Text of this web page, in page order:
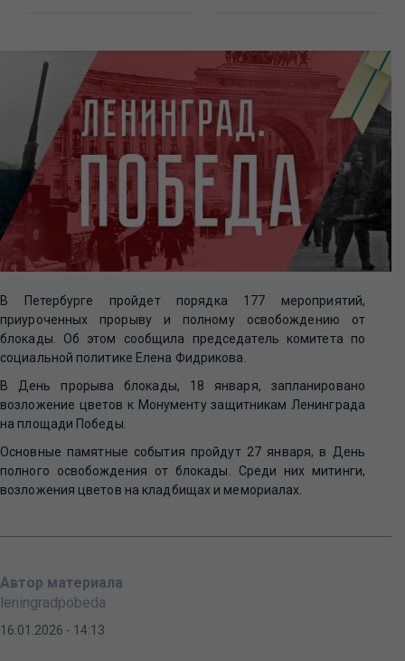
В Петербурге пройдет порядка 177 мероприятий,
приуроченных прорыву и полному освобождению от
блокады. Об этом сообщила председатель комитета по
социальной политике Елена Фидрикова.
В День прорыва блокады, 18 января, запланировано
возложение цветов к Монументу защитникам Ленинграда
на площади Победы.
Основные памятные события пройдут 27 января, в День
полного освобождения от блокады. Среди них митинги,
возложения цветов на кладбищах и мемориалах.
Автор материала
leningradpobeda
16.01.2026 - 14:13